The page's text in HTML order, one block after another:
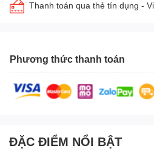
Thanh toán qua thẻ tín dụng -
Phương thức thanh toán
ĐẶC ĐIỂM NỔI BẬT